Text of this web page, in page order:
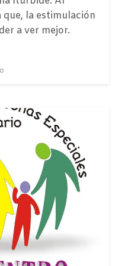
la estimulación
a ver mejor.